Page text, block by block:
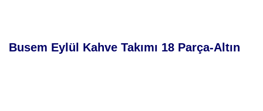
Busem Eylül Kahve Takımı 18 Parça-Altın